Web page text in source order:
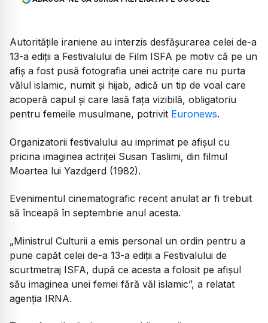
Autorităţile iraniene au interzis desfășurarea celei de-a
13-a ediții a Festivalului de Film ISFA pe motiv că pe un
afiş a fost pusă fotografia unei actriţe care nu purta
vălul islamic, numit și hijab, adică un tip de voal care
acoperă capul și care lasă fața vizibilă, obligatoriu
pentru femeile musulmane, potrivit Euronews.
Organizatorii festivalului au imprimat pe afișul cu
pricina imaginea actriței Susan Taslimi, din filmul
Moartea lui Yazdgerd (1982).
Evenimentul cinematografic recent anulat ar fi trebuit
să înceapă în septembrie anul acesta.
„Ministrul Culturii a emis personal un ordin pentru a
pune capăt celei de-a 13-a ediţii a Festivalului de
scurtmetraj ISFA, după ce acesta a folosit pe afişul
său imaginea unei femei fără văl islamic”, a relatat
agenţia IRNA.